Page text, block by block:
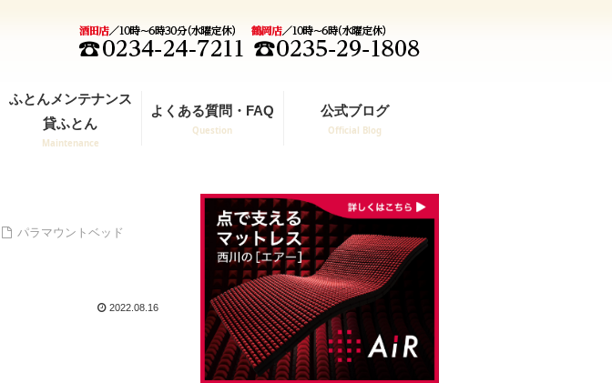
ふとんメンテナンス
貸ふとん
Maintenance
よくある質問・FAQ
Question
公式ブログ
Official Blog
パラマウントベッド
2022.08.16